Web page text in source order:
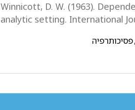
Winnicott, D. W. (1963).
analytic setting. International
,פסיכותרפיה